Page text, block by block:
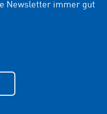
Newsletter immer gut